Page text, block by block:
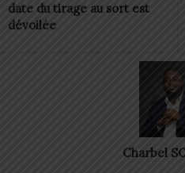
date du tirage au sort est
dévoilée
Charbel